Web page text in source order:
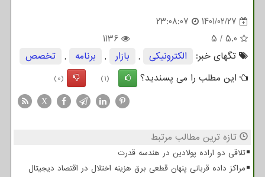
1401/02/27
23:08:07
5.0
/
5
1136
تگهای خبر:
الكترونیكی , بازار , برنامه ,
تخصص
این مطلب را می پسندید؟
(1)
(0)
X
تازه ترین مطالب مرتبط
تلاقی دو اراده پولادین در هندسه قدرت
مراکز داده قربانی پنهان قطعی برق هزینه اختلال در اقتصاد دیجیتال